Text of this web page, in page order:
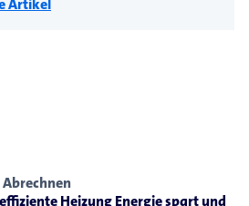
Artikel
Heizung Energie spart und